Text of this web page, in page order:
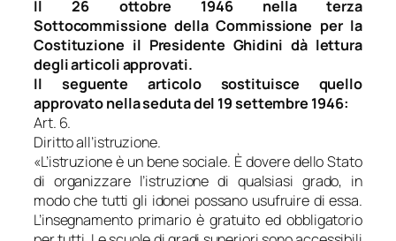
Il 26 ottobre 1946 nella terza
Sottocommissione della Commissione per la
Costituzione il Presidente Ghidini dà lettura
degli articoli approvati.
Il seguente articolo sostituisce quello
approvato nella seduta del 19 settembre 1946:
Art. 6.
Diritto all’istruzione.
«L’istruzione è un bene sociale. È dovere dello Stato
di organizzare l’istruzione di qualsiasi grado, in
modo che tutti gli idonei possano usufruire di essa.
L’insegnamento primario è gratuito ed obbligatorio